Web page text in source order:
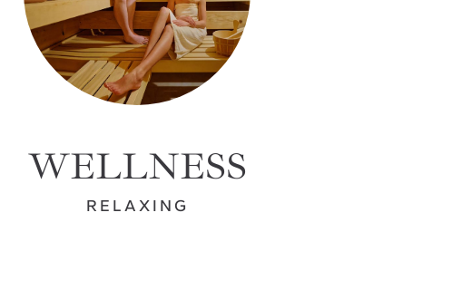
WELLNESS
RELAXING